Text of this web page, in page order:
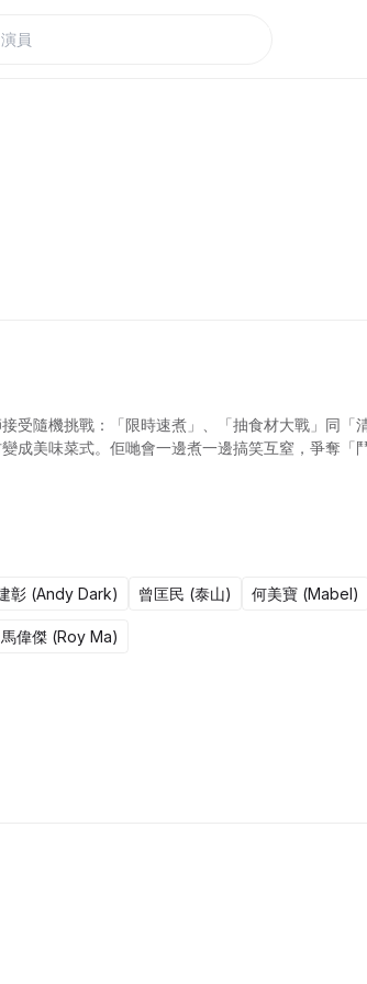
受隨機挑戰：「限時速煮」、「抽食材大戰」同「
成美味菜式。佢哋會一邊煮一邊搞笑互窒，爭奪「
彰 (Andy Dark) 曾匡民 (泰山) 何美寶 (Mabel)
馬偉傑 (Roy Ma)